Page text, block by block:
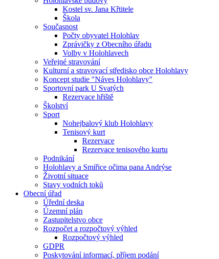
Kostel sv. Jana Křtitele
Škola
Současnost
Počty obyvatel Holohlav
Zprávičky z Obecního úřadu
Volby v Holohlavech
Veřejné stravování
Kulturní a stravovací středisko obce Holohlavy
Koncept studie "Náves Holohlavy"
Sportovní park U Svatých
Rezervace hřiště
Školství
Sport
Nohejbalový klub Holohlavy
Tenisový kurt
Rezervace
Rezervace tenisového kurtu
Podnikání
Holohlavy a Smiřice očima pana Andrýse
Životní situace
Stavy vodních toků
Obecní úřad
Úřední deska
Územní plán
Zastupitelstvo obce
Rozpočet a rozpočtový výhled
Rozpočtový výhled
GDPR
Poskytování informací, příjem podání